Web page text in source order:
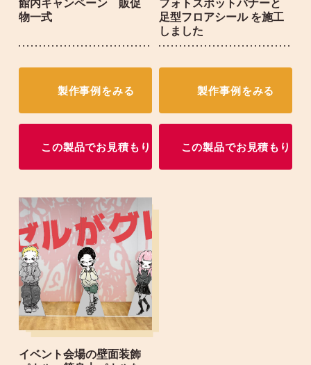
物一式
製作事例をみる
この製品でお見積もり
足型フロアシール を施工
しました
製作事例をみる
この製品でお見積もり
イベント会場の壁面装飾